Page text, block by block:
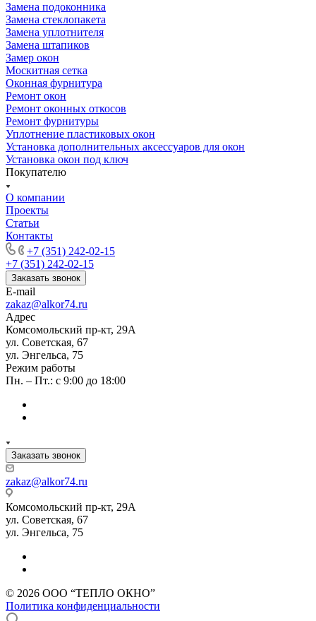
Замена подоконника
Замена стеклопакета
Замена уплотнителя
Замена штапиков
Замер окон
Москитная сетка
Оконная фурнитура
Ремонт окон
Ремонт оконных откосов
Ремонт фурнитуры
Уплотнение пластиковых окон
Установка дополнительных аксессуаров для окон
Установка окон под ключ
Покупателю
О компании
Проекты
Статьи
Контакты
+7 (351) 242-02-15
+7 (351) 242-02-15
Заказать звонок
E-mail
zakaz@alkor74.ru
Адрес
Комсомольский пр-кт, 29А
ул. Советская, 67
ул. Энгельса, 75
Режим работы
Пн. – Пт.: с 9:00 до 18:00
Заказать звонок
zakaz@alkor74.ru
Комсомольский пр-кт, 29А
ул. Советская, 67
ул. Энгельса, 75
© 2026 ООО “ТЕПЛО ОКНО”
Политика конфиденциальности